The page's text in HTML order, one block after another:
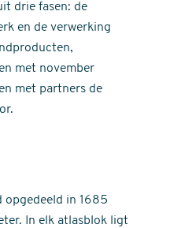
drie fasen: de
en de verwerking
met november
met partners de
opgedeeld in 1685
In elk atlasblok ligt